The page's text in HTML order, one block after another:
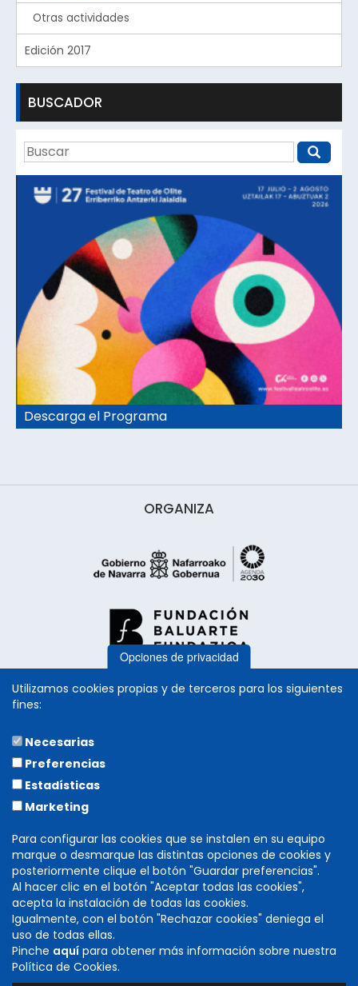
Otras actividades
Edición 2017
BUSCADOR
Descarga el Programa
ORGANIZA
DIRECCIÓN GENERAL DE CULTURA
INSTITUCIÓN PRÍNCIPE DE VIANA
C/ Navarrería, 39. 31001 Pamplona (Navarra)
T. 848 424 600 -
Opciones de privacidad
Utilizamos cookies propias y de terceros para los siguientes
fines:
Necesarias
Preferencias
Estadísticas
Marketing
Para configurar las cookies que se instalen en su equipo
marque o desmarque las distintas opciones de cookies y
posteriormente clique el botón "Guardar preferencias".
Al hacer clic en el botón "Aceptar todas las cookies",
acepta la instalación de todas las cookies.
Igualmente, con el botón "Rechazar cookies" deniega el
uso de todas ellas.
Pinche aquí para obtener más información sobre nuestra
Política de Cookies.